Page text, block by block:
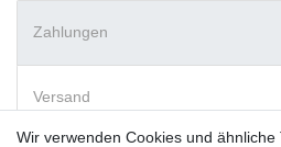
Zahlungen
Versand
Wir verwenden Cookies und